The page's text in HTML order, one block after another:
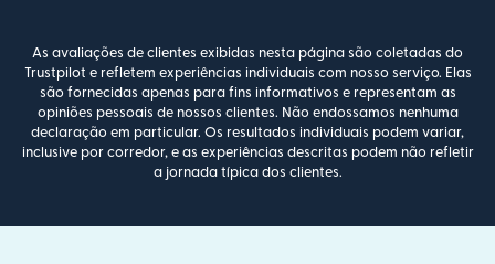
As avaliações de clientes exibidas nesta página são coletadas do
Trustpilot e refletem experiências individuais com nosso serviço. Elas
são fornecidas apenas para fins informativos e representam as
opiniões pessoais de nossos clientes. Não endossamos nenhuma
declaração em particular. Os resultados individuais podem variar,
inclusive por corredor, e as experiências descritas podem não refletir
a jornada típica dos clientes.